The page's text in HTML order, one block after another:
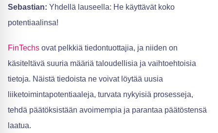
Sebastian: Yhdellä lauseella: He käyttävät koko
potentiaalinsa!
FinTechs ovat pelkkiä tiedontuottajia, ja niiden on
käsiteltävä suuria määriä taloudellisia ja vaihtoehtoisia
tietoja. Näistä tiedoista ne voivat löytää uusia
liiketoimintapotentiaaleja, turvata nykyisiä prosesseja,
tehdä päätöksistään avoimempia ja parantaa päätöstensä
laatua.